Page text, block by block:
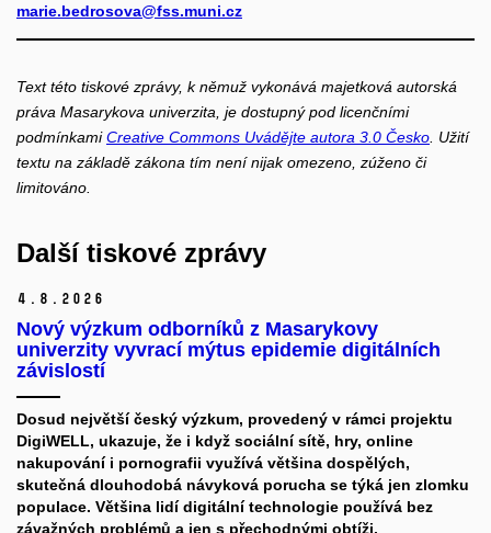
marie.bedrosova@fss.muni.cz
Text této tiskové zprávy, k němuž vykonává majetková autorská
práva Masarykova univerzita, je dostupný pod licenčními
podmínkamiCreative Commons Uvádějte autora 3.0 Česko . Užití
textu na základě zákona tím není nijak omezeno, zúženo či
limitováno.
Další tiskové zprávy
4. 8. 2026
Nový výzkum odborníků z Masarykovy
univerzity vyvrací mýtus epidemie digitálních
závislostí
Dosud největší český výzkum, provedený v rámci projektu
DigiWELL, ukazuje, že i když sociální sítě, hry, online
nakupování i pornografii využívá většina dospělých,
skutečná dlouhodobá návyková porucha se týká jen zlomku
populace. Většina lidí digitální technologie používá bez
závažných problémů a jen s přechodnými obtíži.